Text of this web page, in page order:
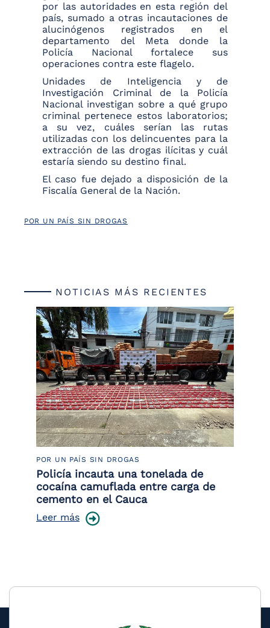
por las autoridades en esta región del
país, sumado a otras incautaciones de
alucinógenos registrados en el
departamento del Meta donde la
Policía Nacional fortalece sus
operaciones contra este flagelo.
Unidades de Inteligencia y de
Investigación Criminal de la Policía
Nacional investigan sobre a qué grupo
criminal pertenece estos laboratorios;
a su vez, cuáles serían las rutas
utilizadas con los delincuentes para la
extracción de las drogas ilícitas y cuál
estaría siendo su destino final.
El caso fue dejado a disposición de la
Fiscalía General de la Nación.
POR UN PAÍS SIN DROGAS
NOTICIAS MÁS RECIENTES
POR UN PAÍS SIN DROGAS
Policía incauta una tonelada de
cocaína camuflada entre carga de
cemento en el Cauca
Leer más